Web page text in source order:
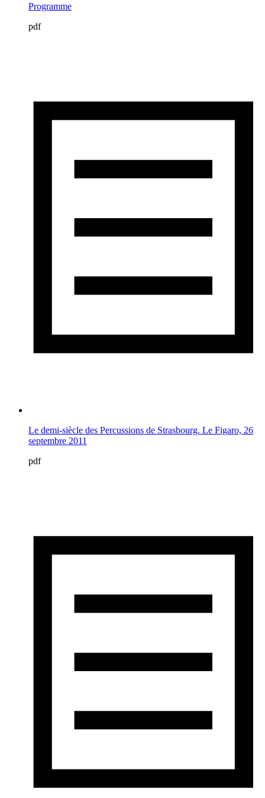
Programme
pdf
Le demi-siècle des Percussions de Strasbourg. Le Figaro, 26
septembre 2011
pdf